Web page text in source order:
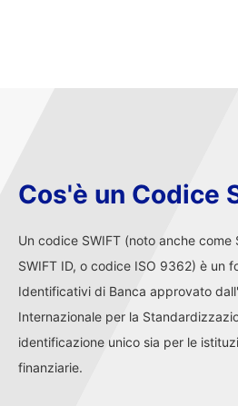
Cos'è un Codice
Un codice SWIFT (noto anche come
SWIFT ID, o codice ISO 9362) è un
Identificativi di Banca approvato
Internazionale per la
identificazione unico sia per le
finanziarie.